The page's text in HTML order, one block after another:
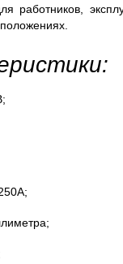
работников,